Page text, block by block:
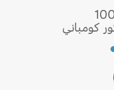
كومباني